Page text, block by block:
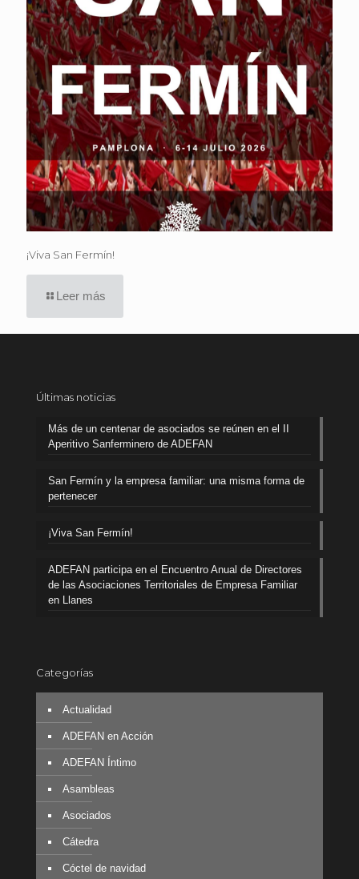
¡Viva San Fermín!
Leer más
Últimas noticias
Más de un centenar de asociados se reúnen en el II
Aperitivo Sanferminero de ADEFAN
San Fermín y la empresa familiar: una misma forma de
pertenecer
¡Viva San Fermín!
ADEFAN participa en el Encuentro Anual de Directores
de las Asociaciones Territoriales de Empresa Familiar
en Llanes
Categorías
Actualidad
ADEFAN en Acción
ADEFAN Íntimo
Asambleas
Asociados
Cátedra
Cóctel de navidad